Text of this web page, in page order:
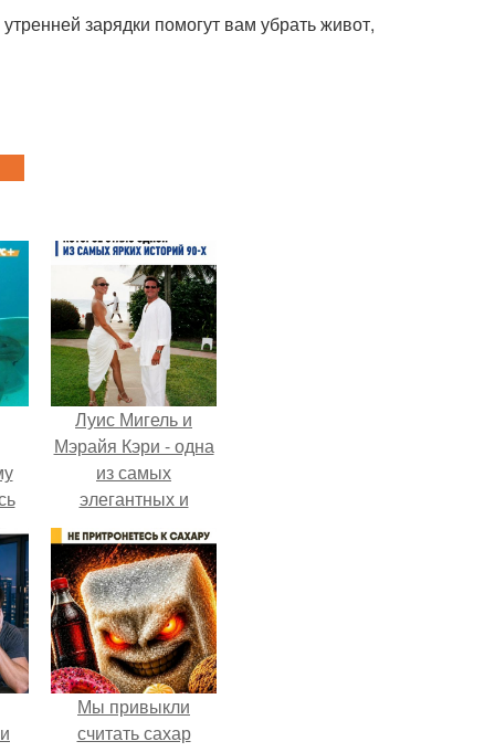
зарядки помогут вам убрать живот,
Луис Мигель и
Мэрайя Кэри - одна
из самых
элегантных и
обсуждаемых пар
конца 90-х.
Мы привыкли
считать сахар